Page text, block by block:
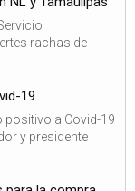
rachas de
19
positivo a Covid-19
y presidente